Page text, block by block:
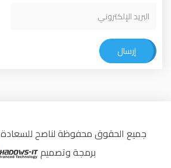
إرسال
برمجة وتصميم